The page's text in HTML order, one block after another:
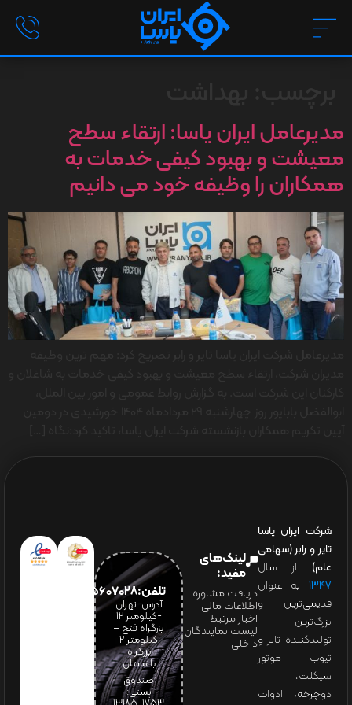
مدیرعامل ایران یاسا: ارتقاء سطح
معیشت و بهبود کیفی خدمات به
همکاران را وظیفه خود می دانیم
شرکت ایران یاسا
تایر و رابر (سهامی
عام) از سال
۱۳۴۷ به عنوان
قدیمی‌ترین و
بزرگ‌ترین
تولیدکننده تایر و
تیوب موتور
سیکلت،
دوچرخه، ادوات
لینک‌های
مفید:
دریافت مشاوره
اطلاعات مالی
اخبار مرتبط
لیست نمایندگان
داخلی
تلفن:65607028(021)
آدرس: تهران
-کیلومتر 12
بزرگراه فتح –
کیلومتر ۲
بزرگراه
باغستان
صندوق
پستی: